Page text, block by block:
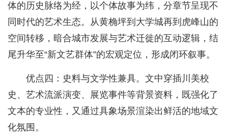
体的历史脉络为经，以个体故事为纬，分章节呈现不
同时代的艺术生态。从黄桷坪到大学城再到虎峰山的
空间转移，暗合城市发展与艺术迁徙的互动逻辑，结
尾升华至“新文艺群体”的宏观定位，形成闭环叙事。
优点四：史料与文学性兼具。文中穿插川美校
史、艺术流派演变、展览事件等背景资料，既强化了
文本的专业性，又通过具象场景渲染出鲜活的地域文
化氛围。